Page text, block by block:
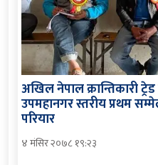
अखिल नेपाल क्रान्तिकारी
उपमहानगर स्तरीय प्रथम
परियार
४ मंसिर २०७८ १९:२३